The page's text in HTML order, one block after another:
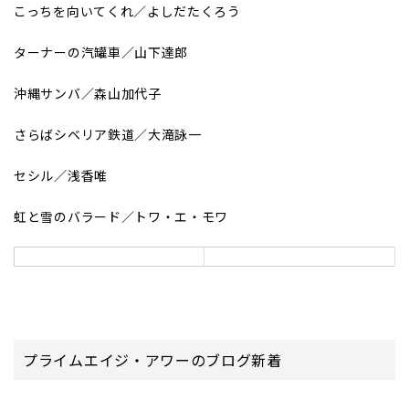
こっちを向いてくれ／よしだたくろう
ターナーの汽罐車／山下達郎
沖縄サンバ／森山加代子
さらばシベリア鉄道／大滝詠一
セシル／浅香唯
虹と雪のバラード／トワ・エ・モワ
プライムエイジ・アワーのブログ新着